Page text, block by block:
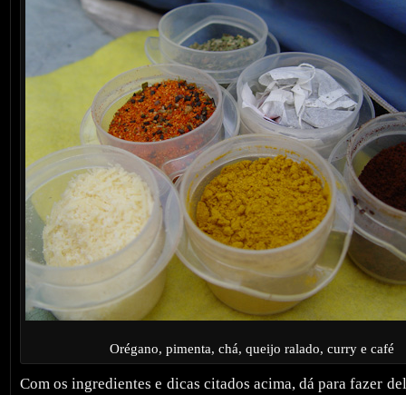
Orégano, pimenta, chá, queijo ralado, curry e café
Com os ingredientes e dicas citados acima, dá para fazer